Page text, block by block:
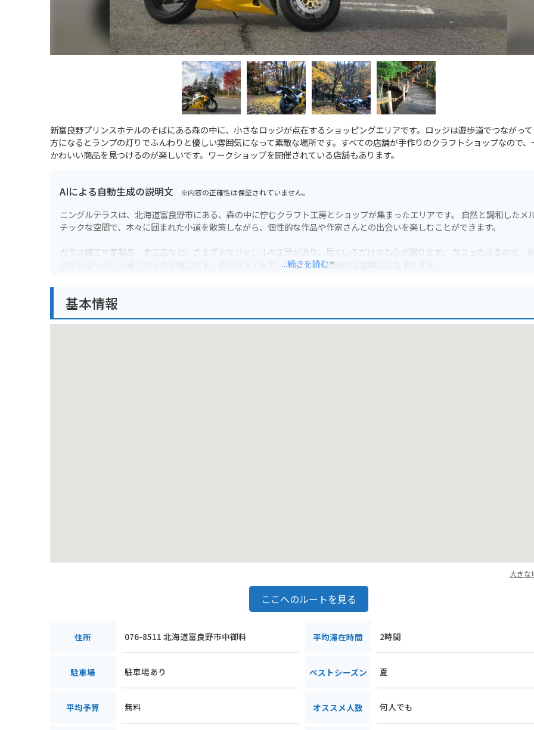
新富良野プリンスホテルのそばにある森の中に、小さなロッジが点在するショッピングエリアです。ロッジは遊歩道でつながっ
方になるとランプの灯りでふんわりと優しい雰囲気になって素敵な場所です。すべての店舗が手作りのクラフトショップなので、
かわいい商品を見つけるのが楽しいです。ワークショップを開催されている店舗もあります。
AIによる自動生成の説明文 ※内容の正確性は保証されていません。
ニングルテラスは、北海道富良野市にある、森の中に佇むクラフト工房とショップが集まったエリアです。 自然と調和したメルヘン
チックな空間で、木々に囲まれた小道を散策しながら、個性的な作品や作家さんとの出会いを楽しむことができます。
ガラス細工や革製品、木工品など、さまざまなジャンルの工房があり、見ているだけでも心が躍ります。 カフェもあるので、休憩し
ながらゆっくりと過ごせるのも魅力です。夜にはライトアップもされ、幻想的な雰囲気に包まれます。
す。
...続きを読む
基本情報
大きな
ここへのルートを見る
住所 076-8511 北海道富良野市中御料 平均滞在時間 2時間
駐車場 駐車場あり ベストシーズン 夏
平均予算 無料 オススメ人数 何人でも